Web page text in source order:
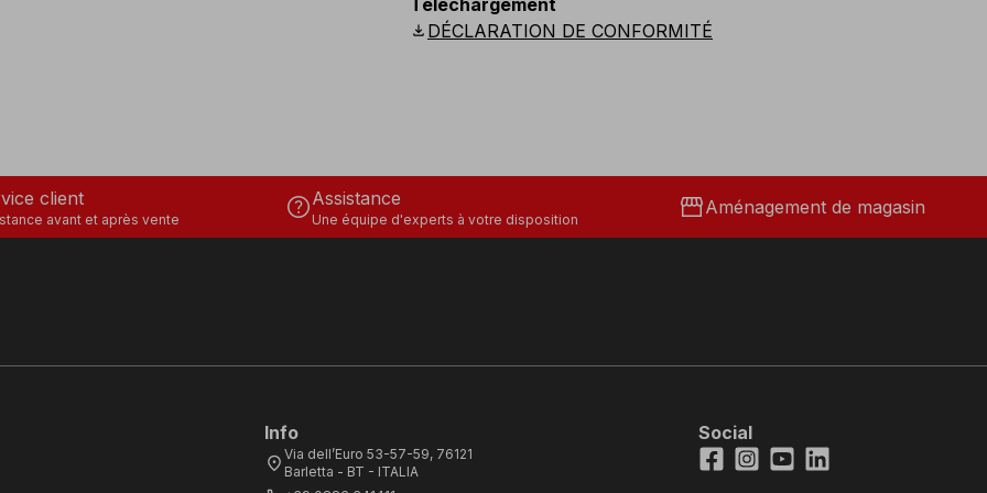
US: S-3XL
Téléchargement
download DÉCLARATION DE CONFORMITÉ
client
avant et après vente helpAssistance
Une équipe d'experts à votre disposition storefrontAménagement de magasin
Info
location_on Via dell’Euro 53-57-59, 76121
Barletta - BT - ITALIA
Social
Facebook
Instagram
YoutubeLinkedIn